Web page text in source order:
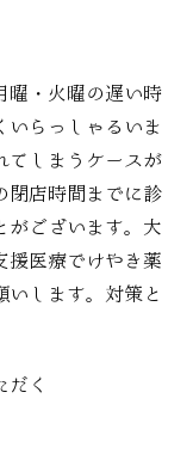
曜・火曜の遅い時
いらっしゃるいま
てしまうケースが
閉店時間までに診
がございます。大
援医療でけやき薬
いします。対策と
く